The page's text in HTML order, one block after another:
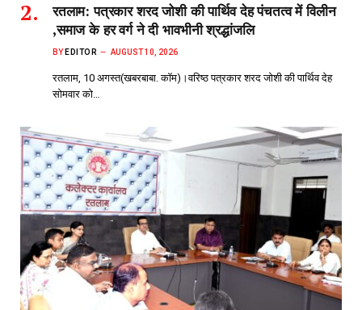
रतलाम: पत्रकार शरद जोशी की पार्थिव देह पंचतत्व में विलीन
,समाज के हर वर्ग ने दी भावभीनी श्रद्धांजलि
BY EDITOR AUGUST 10, 2026
रतलाम, 10 अगस्त(खबरबाबा. कॉम)।वरिष्ठ पत्रकार शरद जोशी की पार्थिव देह
सोमवार को…